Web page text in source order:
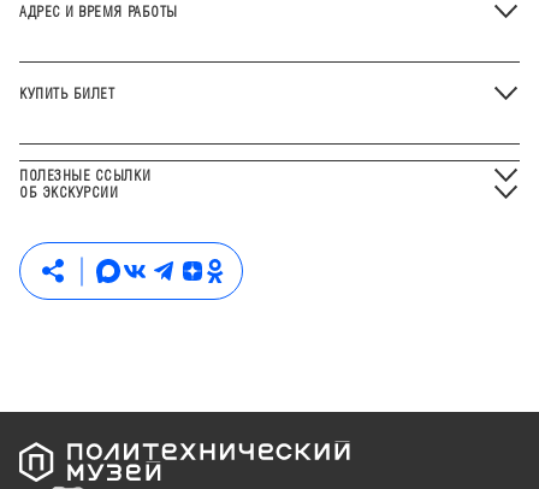
ОБ ЭКСКУРСИИ
АДРЕС И ВРЕМЯ РАБОТЫ
КУПИТЬ БИЛЕТ
ПОЛЕЗНЫЕ ССЫЛКИ